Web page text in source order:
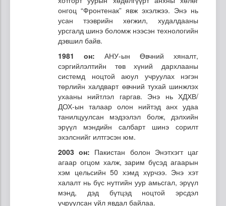
онгоц “Фронтенак” явж эхэлжээ. Энэ нь
усан тээврийн хөгжил, худалдааны
урсгалд шинэ боломж нээсэн технологийн
дэвшил байв.
1981 он: АНУ-ын Өвчний хяналт,
сэргийлэлтийн төв хүний дархлааны
системд ноцтой аюул учруулах нэгэн
төрлийн халдварт өвчний тухай шинжлэх
ухааны нийтлэл гаргав. Энэ нь ХДХВ/
ДОХ-ын талаар олон нийтэд анх удаа
танилцуулсан мэдээлэл болж, дэлхийн
эрүүл мэндийн салбарт шинэ сорилт
эхэлснийг илтгэсэн юм.
2003 он: Пакистан болон Энэтхэгт цаг
агаар огцом халж, зарим бүсэд агаарын
хэм цельсийн 50 хэмд хүрчээ. Энэ хэт
халалт нь бүс нутгийн уур амьсгал, эрүүл
мэнд, дэд бүтцэд ноцтой эрсдэл
учруулсан үйл явдал байлаа.